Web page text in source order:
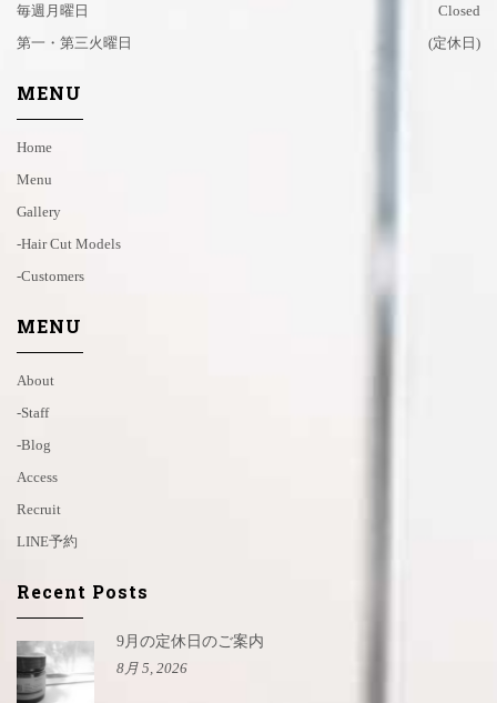
毎週月曜日
Closed
第一・第三火曜日
(定休日)
MENU
Home
Menu
Gallery
-hair Cut Models
-customers
MENU
About
-staff
-blog
Access
Recruit
LINE予約
Recent Posts
9月の定休日のご案内
8月 5, 2026